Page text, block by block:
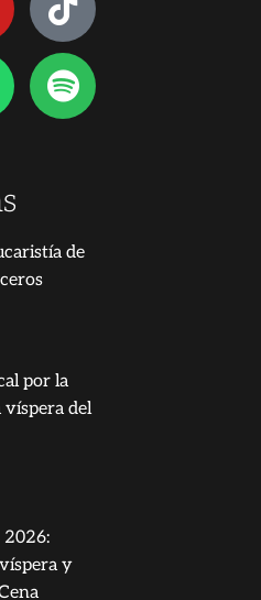
de
por la
víspera del
2026:
y